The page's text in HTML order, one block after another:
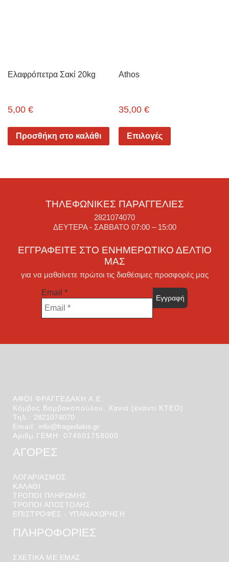
Ελαφρόπετρα Σακί 20kg
5,00 €
Προσθήκη στο καλάθι
Athos
35,00 €
Επιλογές
ΤΗΛΕΦΩΝΙΚΈΣ ΠΑΡΑΓΓΕΛΊΕΣ
2821074070
ΔΕΥΤΈΡΑ - ΣΆΒΒΑΤΟ 07:00 – 15:00
ΕΓΓΡΑΦΕΊΤΕ ΣΤΟ ΕΝΗΜΕΡΩΤΙΚΌ ΔΕΛΤΊΟ
ΜΑΣ
για να μαθαίνετε πρώτοι τις διαθέσιμες προσφορές μας
Email*
ΑΦΟΙ ΦΡΑΓΓΕΔΑΚΗ Α.Ε.
Κόμβος Βαμβακοπούλου, Χανιά (έναντι ΚΤΕΟ)
Τηλ.: 2821074070
Email: info@fragedakis.gr
Αριθμ.ΓΕΜΗ: 074601758000
ΑΓΟΡΕΣ
ΛΟΓΑΡΙΑΣΜΌΣ
ΚΑΛΆΘΙ
ΤΡΟΠΟΙ ΠΛΗΡΩΜΗΣ
ΤΡΟΠΟΙ ΑΠΟΣΤΟΛΉΣ
ΕΠΙΣΤΡΟΦΕΣ - ΥΠΑΝΑΧΩΡΗΣΗ
ΠΛΗΡΟΦΟΡΙΕΣ
ΣΧΕΤΙΚΑ ΜΕ ΕΜΑΣ